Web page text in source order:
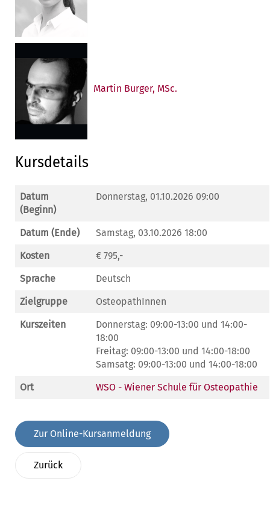
Martin Burger, MSc.
Kursdetails
Datum
(Beginn)
Donnerstag, 01.10.2026 09:00
Datum (Ende)
Samstag, 03.10.2026 18:00
Kosten
€ 795,-
Sprache
Deutsch
Zielgruppe
OsteopathInnen
Kurszeiten
Donnerstag: 09:00-13:00 und 14:00-
18:00
Freitag: 09:00-13:00 und 14:00-18:00
Samsatg: 09:00-13:00 und 14:00-18:00
Ort
WSO - Wiener Schule für Osteopathie
Zur Online-Kursanmeldung
Zurück